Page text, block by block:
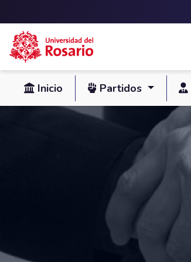
Pasar al contenido principal
Inicio Partidos